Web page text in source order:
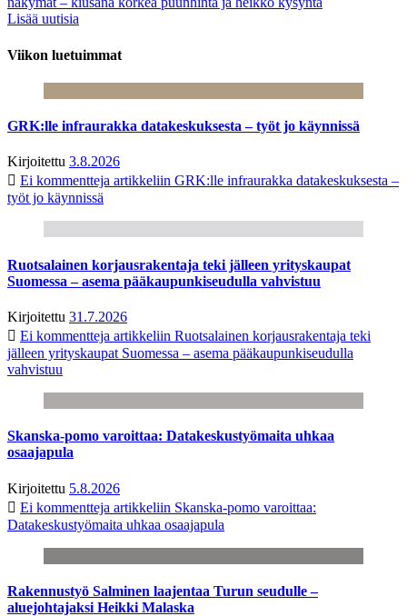
Lisää uutisia
Viikon luetuimmat
GRK:lle infraurakka datakeskuksesta – työt jo käynnissä
Kirjoitettu 3.8.2026
Ei kommentteja artikkeliin GRK:lle infraurakka datakeskuksesta –
työt jo käynnissä
Ruotsalainen korjausrakentaja teki jälleen yrityskaupat
Suomessa – asema pääkaupunkiseudulla vahvistuu
Kirjoitettu 31.7.2026
Ei kommentteja artikkeliin Ruotsalainen korjausrakentaja teki
jälleen yrityskaupat Suomessa – asema pääkaupunkiseudulla
vahvistuu
Skanska-pomo varoittaa: Datakeskustyömaita uhkaa
osaajapula
Kirjoitettu 5.8.2026
Ei kommentteja artikkeliin Skanska-pomo varoittaa:
Datakeskustyömaita uhkaa osaajapula
Rakennustyö Salminen laajentaa Turun seudulle –
aluejohtajaksi Heikki Malaska